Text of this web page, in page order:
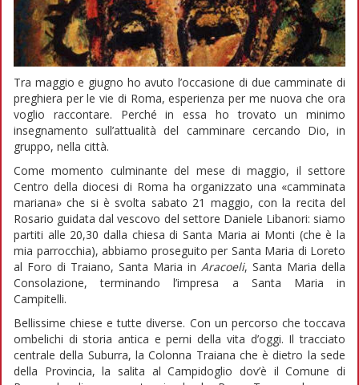
Tra maggio e giugno ho avuto l’occasione di due camminate di
preghiera per le vie di Roma, esperienza per me nuova che ora
voglio raccontare. Perché in essa ho trovato un minimo
insegnamento sull’attualità del camminare cercando Dio, in
gruppo, nella città.
Come momento culminante del mese di maggio, il settore
Centro della diocesi di Roma ha organizzato una «camminata
mariana» che si è svolta sabato 21 maggio, con la recita del
Rosario guidata dal vescovo del settore Daniele Libanori: siamo
partiti alle 20,30 dalla chiesa di Santa Maria ai Monti (che è la
mia parrocchia), abbiamo proseguito per Santa Maria di Loreto
al Foro di Traiano, Santa Maria in Aracoeli, Santa Maria della
Consolazione, terminando l’impresa a Santa Maria in
Campitelli.
Bellissime chiese e tutte diverse. Con un percorso che toccava
ombelichi di storia antica e perni della vita d’oggi. Il tracciato
centrale della Suburra, la Colonna Traiana che è dietro la sede
della Provincia, la salita al Campidoglio dov’è il Comune di